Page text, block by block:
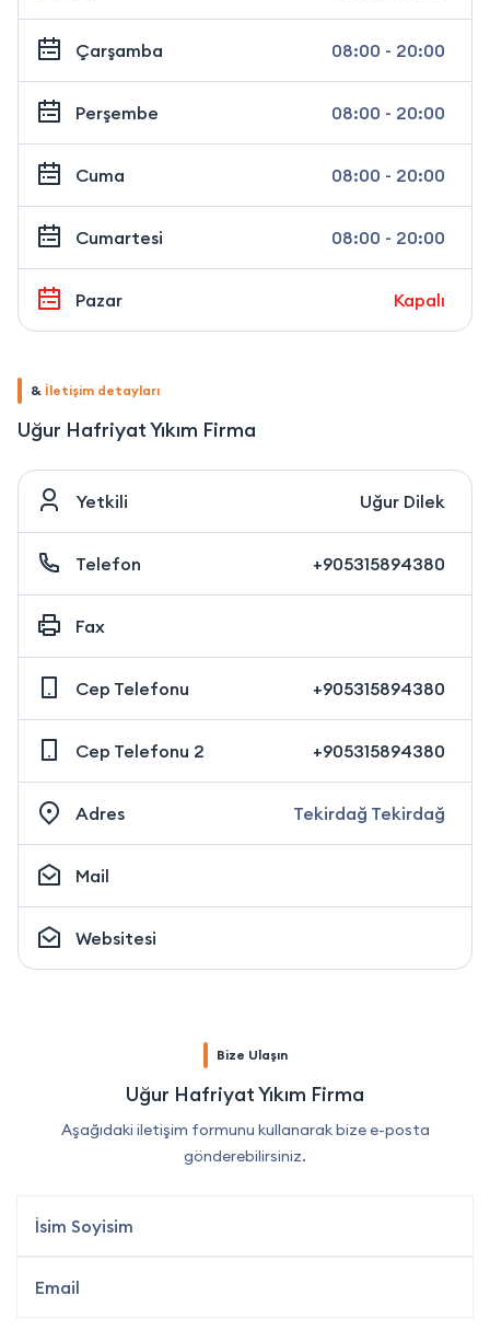
Çarşamba 08:00 - 20:00
Perşembe 08:00 - 20:00
Cuma 08:00 - 20:00
Cumartesi 08:00 - 20:00
Pazar Kapalı
& İletişim detayları
Uğur Hafriyat Yıkım Firma
Yetkili Uğur Dilek
Telefon +905315894380
Fax
Cep Telefonu +905315894380
Cep Telefonu 2 +905315894380
Adres Tekirdağ Tekirdağ
Mail
Websitesi
Bize Ulaşın
Uğur Hafriyat Yıkım Firma
Aşağıdaki iletişim formunu kullanarak bize e-posta
gönderebilirsiniz.